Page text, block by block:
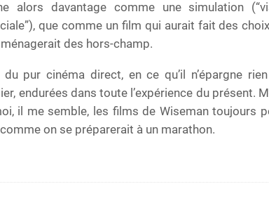
alors davantage comme une simulation
que comme un film qui aurait fait des
des hors-champ.
du pur cinéma direct, en ce qu’il n’épargne
endurées dans toute l’expérience du présent.
il me semble, les films de Wiseman toujours
on se préparerait à un marathon.